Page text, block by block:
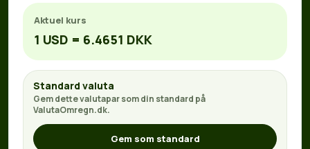
Aktuel kurs
1 USD = 6.4651 DKK
Standard valuta
Gem dette valutapar som din standard på
ValutaOmregn.dk.
Gem som standard